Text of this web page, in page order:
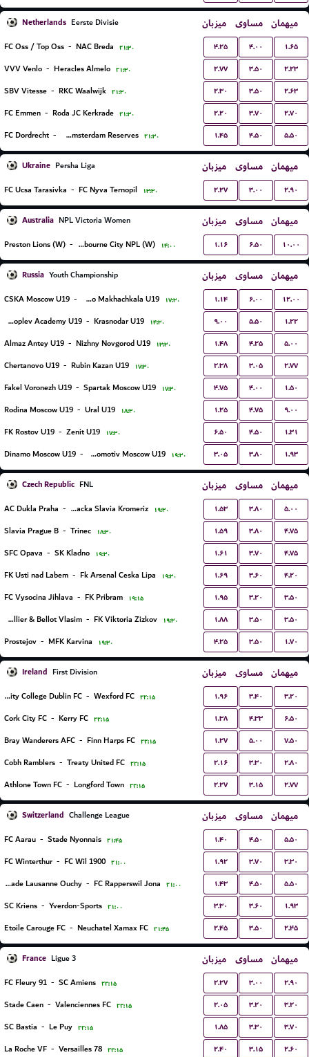
Netherlands Eerste Divisie میزبان مساوی میهمان
FC Oss / Top Oss - NAC Breda ۲۱:۳۰ ۴.۲۵ ۴.۰۰ ۱.۶۵
VVV Venlo - Heracles Almelo ۲۱:۳۰ ۲.۷۷ ۳.۵۰ ۲.۲۳
SBV Vitesse - RKC Waalwijk ۲۱:۳۰ ۲.۳۰ ۳.۵۰ ۲.۶۳
FC Emmen - Roda JC Kerkrade ۲۱:۳۰ ۲.۲۰ ۳.۷۰ ۲.۷۰
FC Dordrecht - Ajax Amsterdam Reserves ۲۱:۳۰ ۱.۴۵ ۴.۵۰ ۵.۵۰
Ukraine Persha Liga میزبان مساوی میهمان
FC Ucsa Tarasivka - FC Nyva Ternopil ۱۳:۳۰ ۲.۲۷ ۳.۰۰ ۲.۹۰
Australia NPL Victoria Women میزبان مساوی میهمان
Preston Lions (W) - Melbourne City NPL (W) ۱۴:۰۰ ۱.۱۶ ۶.۵۰ ۱۰.۰۰
Russia Youth Championship میزبان مساوی میهمان
CSKA Moscow U19 - Dinamo Makhachkala U19 ۱۷:۳۰ ۱.۱۴ ۶.۰۰ ۱۲.۰۰
Konoplev Academy U19 - Krasnodar U19 ۱۴:۳۰ ۹.۰۰ ۵.۵۰ ۱.۲۲
Almaz Antey U19 - Nizhny Novgorod U19 ۱۳:۳۰ ۱.۴۸ ۴.۲۵ ۵.۰۰
Chertanovo U19 - Rubin Kazan U19 ۱۷:۳۰ ۲.۳۸ ۳.۰۵ ۲.۷۷
Fakel Voronezh U19 - Spartak Moscow U19 ۱۷:۳۰ ۴.۷۵ ۴.۰۰ ۱.۵۰
Rodina Moscow U19 - Ural U19 ۱۸:۳۰ ۱.۲۵ ۴.۷۵ ۹.۰۰
FK Rostov U19 - Zenit U19 ۱۷:۳۰ ۶.۵۰ ۴.۵۰ ۱.۳۱
Dinamo Moscow U19 - Lokomotiv Moscow U19 ۱۹:۳۰ ۳.۰۵ ۳.۸۰ ۱.۹۳
Czech Republic FNL میزبان مساوی میهمان
AC Dukla Praha - SK Hanacka Slavia Kromeriz ۱۹:۳۰ ۱.۵۳ ۳.۸۰ ۵.۰۰
Slavia Prague B - Trinec ۱۸:۳۰ ۱.۵۹ ۳.۸۰ ۴.۷۵
SFC Opava - SK Kladno ۱۹:۳۰ ۱.۶۱ ۳.۷۰ ۴.۷۵
FK Usti nad Labem - Fk Arsenal Ceska Lipa ۱۹:۳۰ ۱.۶۹ ۳.۶۰ ۴.۲۰
FC Vysocina Jihlava - FK Pribram ۱۹:۱۵ ۱.۹۵ ۳.۲۰ ۳.۵۰
FC Sellier & Bellot Vlasim - FK Viktoria Zizkov ۱۹:۳۰ ۱.۸۸ ۳.۵۰ ۳.۵۰
Prostejov - MFK Karvina ۱۹:۳۰ ۴.۲۵ ۳.۵۰ ۱.۷۰
Ireland First Division میزبان مساوی میهمان
University College Dublin FC - Wexford FC ۲۲:۱۵ ۱.۹۶ ۳.۴۰ ۳.۲۰
Cork City FC - Kerry FC ۲۲:۱۵ ۱.۳۸ ۴.۳۳ ۶.۵۰
Bray Wanderers AFC - Finn Harps FC ۲۲:۱۵ ۱.۲۷ ۵.۰۰ ۷.۵۰
Cobh Ramblers - Treaty United FC ۲۲:۱۵ ۲.۱۶ ۳.۳۰ ۲.۸۰
Athlone Town FC - Longford Town ۲۲:۱۵ ۲.۲۷ ۳.۱۵ ۲.۷۷
Switzerland Challenge League میزبان مساوی میهمان
FC Aarau - Stade Nyonnais ۲۱:۴۵ ۱.۴۰ ۴.۵۰ ۵.۵۰
FC Winterthur - FC Wil 1900 ۲۱:۰۰ ۱.۹۲ ۳.۷۰ ۳.۳۰
FC Stade Lausanne Ouchy - FC Rapperswil Jona ۲۱:۰۰ ۱.۴۳ ۴.۵۰ ۵.۵۰
SC Kriens - Yverdon-Sports ۲۱:۰۰ ۳.۳۰ ۳.۶۰ ۱.۹۳
Etoile Carouge FC - Neuchatel Xamax FC ۲۱:۴۵ ۲.۴۵ ۳.۵۰ ۲.۴۵
France Ligue 3 میزبان مساوی میهمان
FC Fleury 91 - SC Amiens ۲۲:۱۵ ۲.۲۷ ۳.۰۰ ۲.۹۰
Stade Caen - Valenciennes FC ۲۲:۱۵ ۲.۰۵ ۳.۲۰ ۳.۲۰
SC Bastia - Le Puy ۲۲:۱۵ ۱.۸۵ ۳.۳۰ ۳.۷۰
La Roche VF - Versailles 78 ۲۲:۱۵ ۲.۴۰ ۳.۱۵ ۲.۶۰